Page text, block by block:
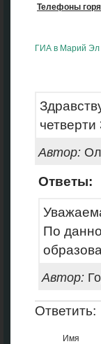
Телефоны
ГИА в Марий Эл
Автор:
Ответы:
По
Автор:
Ответить:
Имя